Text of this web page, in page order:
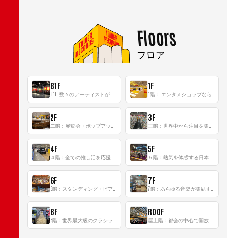
Floors
フロア
B1F 1F
2F 3F
4F 5F
6F 7F
8F ROOF